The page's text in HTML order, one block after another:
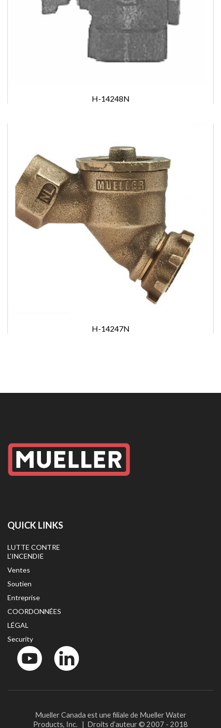
H-14248N
H-14247N
QUICK LINKS
LUTTE CONTRE
L’INCENDIE
Ventes
Soutien
Entreprise
COORDONNÉES
LÉGAL
Security
Mueller Canada est une filiale de Mueller Water
Products, Inc. | Droits d’auteur © 2007 - 2018